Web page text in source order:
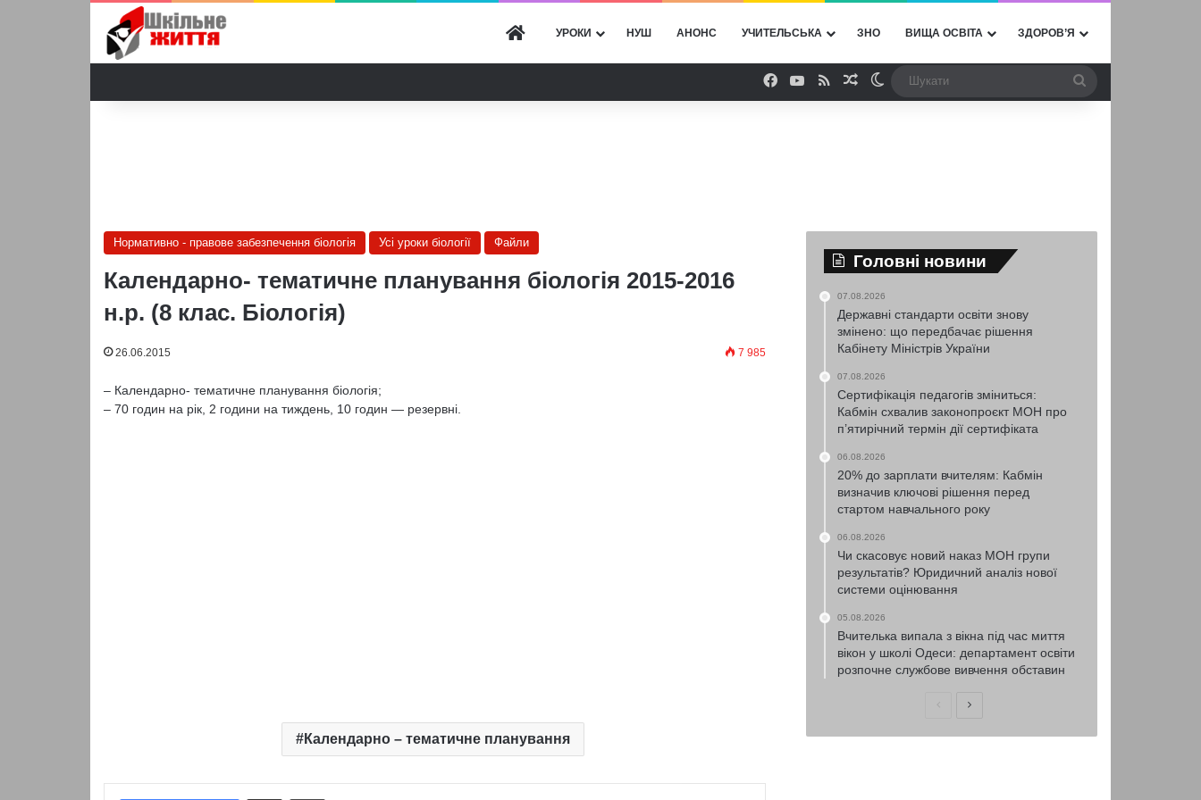
ГОЛОВНА
УРОКИ НУШ АНОНС УЧИТЕЛЬСЬКА ЗНО ВИЩА ОСВІТА ЗДОРОВ’Я
Facebook
YouTube
RSSВипадкова стаття
Switch skin
Нормативно - правове забезпечення біологія Усі уроки біології Файли
Календарно- тематичне планування біологія 2015-2016
н.р. (8 клас. Біологія)
26.06.2015 7 985
– Календарно- тематичне планування біологія;
– 70 годин на рік, 2 години на тиждень, 10 годин — резервні.
Календарно – тематичне планування
Головні новини
07.08.2026
Державні стандарти освіти знову
змінено: що передбачає рішення
Кабінету Міністрів України
07.08.2026
Сертифікація педагогів зміниться:
Кабмін схвалив законопроєкт МОН про
п’ятирічний термін дії сертифіката
06.08.2026
20% до зарплати вчителям: Кабмін
визначив ключові рішення перед
стартом навчального року
06.08.2026
Чи скасовує новий наказ МОН групи
результатів? Юридичний аналіз нової
системи оцінювання
05.08.2026
Вчителька випала з вікна під час миття
вікон у школі Одеси: департамент освіти
розпочне службове вивчення обставин
ПопередняНаступна